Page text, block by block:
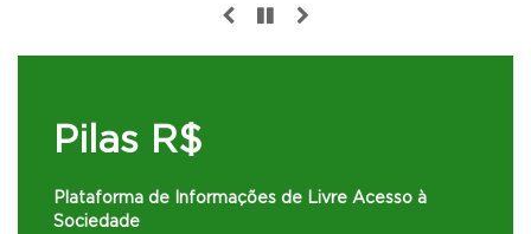
Pilas R$
Plataforma de Informações de Livre Acesso à
Sociedade